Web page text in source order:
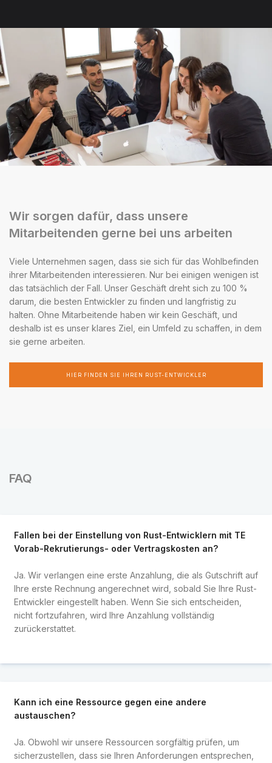
Wir sorgen dafür, dass unsere
Mitarbeitenden gerne bei uns arbeiten
Viele Unternehmen sagen, dass sie sich für das Wohlbefinden
ihrer Mitarbeitenden interessieren. Nur bei einigen wenigen ist
das tatsächlich der Fall. Unser Geschäft dreht sich zu 100 %
darum, die besten Entwickler zu finden und langfristig zu
halten. Ohne Mitarbeitende haben wir kein Geschäft, und
deshalb ist es unser klares Ziel, ein Umfeld zu schaffen, in dem
sie gerne arbeiten.
HIER FINDEN SIE IHREN RUST-ENTWICKLER
FAQ
Fallen bei der Einstellung von Rust-Entwicklern mit TE
Vorab-Rekrutierungs- oder Vertragskosten an?
Ja. Wir verlangen eine erste Anzahlung, die als Gutschrift auf
Ihre erste Rechnung angerechnet wird, sobald Sie Ihre Rust-
Entwickler eingestellt haben. Wenn Sie sich entscheiden,
nicht fortzufahren, wird Ihre Anzahlung vollständig
zurückerstattet.
Kann ich eine Ressource gegen eine andere
austauschen?
Ja. Obwohl wir unsere Ressourcen sorgfältig prüfen, um
sicherzustellen, dass sie Ihren Anforderungen entsprechen,